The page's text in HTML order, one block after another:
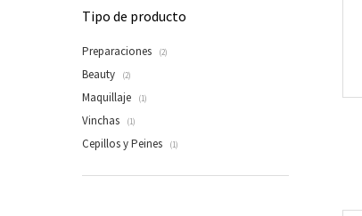
Tipo de producto
Preparaciones (2)
Beauty (2)
Maquillaje (1)
Vinchas (1)
Cepillos y Peines (1)